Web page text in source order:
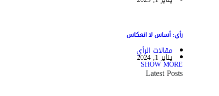
رأي: أساس لا انعكاس
مقالات الرأي
يناير 1, 2024
SHOW MORE
Latest Posts